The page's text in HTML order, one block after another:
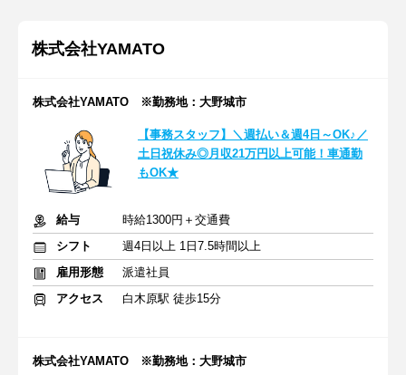
株式会社YAMATO
株式会社YAMATO ※勤務地：大野城市
【事務スタッフ】＼週払い＆週4日～OK♪／
土日祝休み◎月収21万円以上可能！車通勤
もOK★
給与
時給1300円＋交通費
シフト
週4日以上 1日7.5時間以上
雇用形態
派遣社員
アクセス
白木原駅 徒歩15分
株式会社YAMATO ※勤務地：大野城市